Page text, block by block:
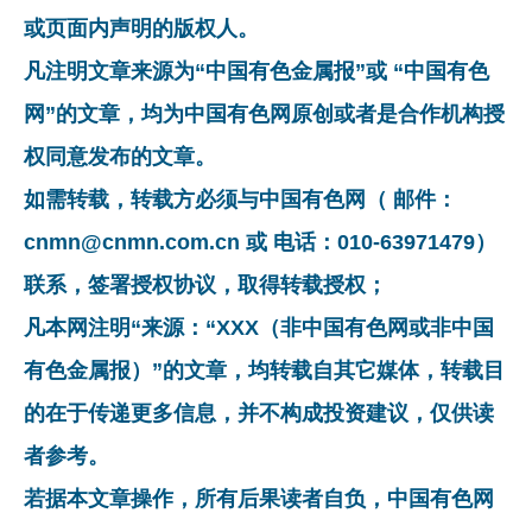
或页面内声明的版权人。
凡注明文章来源为“中国有色金属报”或 “中国有色
网”的文章，均为中国有色网原创或者是合作机构授
权同意发布的文章。
如需转载，转载方必须与中国有色网（ 邮件：
cnmn@cnmn.com.cn 或 电话：010-63971479）
联系，签署授权协议，取得转载授权；
凡本网注明“来源：“XXX（非中国有色网或非中国
有色金属报）”的文章，均转载自其它媒体，转载目
的在于传递更多信息，并不构成投资建议，仅供读
者参考。
若据本文章操作，所有后果读者自负，中国有色网